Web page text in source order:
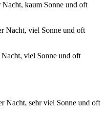
Nacht, kaum Sonne und oft
Nacht, viel Sonne und oft
viel Sonne und oft
Nacht, sehr viel Sonne und oft